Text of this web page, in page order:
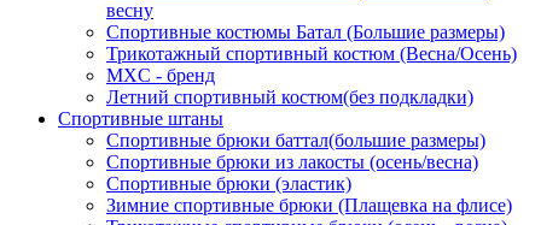
весну
Спортивные костюмы Батал (Большие размеры)
Трикотажный спортивный костюм (Весна/Осень)
MXC - бренд
Летний спортивный костюм(без подкладки)
Спортивные штаны
Спортивные брюки баттал(большие размеры)
Спортивные брюки из лакосты (осень/весна)
Спортивные брюки (эластик)
Зимние спортивные брюки (Плащевка на флисе)